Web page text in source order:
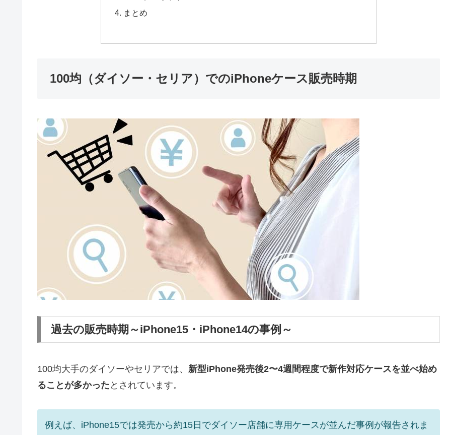
まとめ
100均（ダイソー・セリア）でのiPhoneケース販売時期
過去の販売時期～iPhone15・iPhone14の事例～
100均大手のダイソーやセリアでは、 新型iPhone発売後2〜4週間程度で新作対応ケースを並べ始め
ることが多かった とされています。
例えば、iPhone15では発売から約15日でダイソー店舗に専用ケースが並んだ事例が報告されま